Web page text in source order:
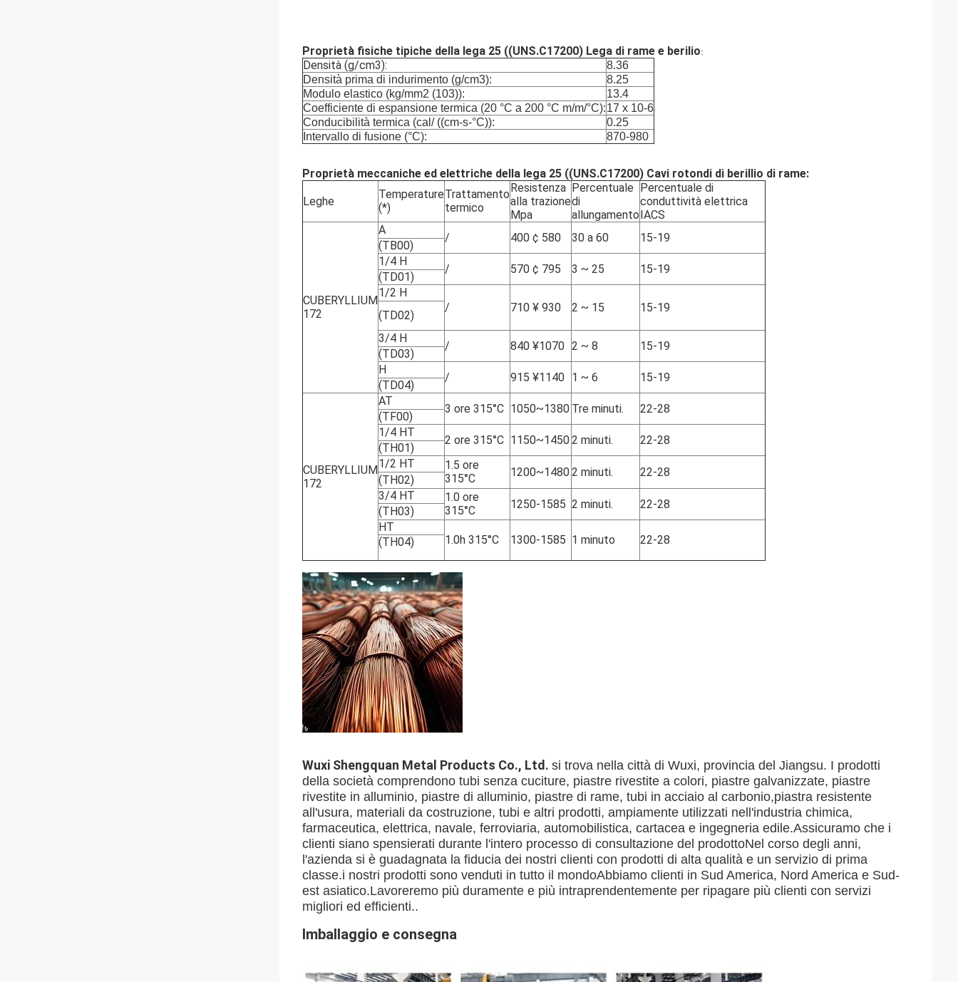
Proprietà fisiche tipiche della lega 25 ((UNS.C17200) Lega di rame e berilio:
Densità (g/cm3):
8.36
Densità prima di indurimento (g/cm3):
8.25
Modulo elastico (kg/mm2 (103)):
13.4
Coefficiente di espansione termica (20 °C a 200 °C m/m/°C):17 x 10-6
Conducibilità termica (cal/ ((cm-s-°C)):
0.25
Intervallo di fusione (°C):
870-980
Proprietà meccaniche ed elettriche della lega 25 ((UNS.C17200) Cavi rotondi di berillio di rame:
Leghe
Temperature
(*)
Trattamento
termico
Resistenza
alla trazione
Mpa
Percentuale
di
allungamento
Percentuale di
conduttività elettrica
IACS
CUBERYLLIUM
172
A
/ 400 ¢ 580 30 a 60 15-19
(TB00)
1/4 H
/ 570 ¢ 795 3 ~ 25 15-19
(TD01)
1/2 H
/
710 ¥ 930 2 ~ 15 15-19
(TD02)
3/4 H
/ 840 ¥1070 2 ~ 8 15-19
(TD03)
H
/ 915 ¥1140 1 ~ 6 15-19
(TD04)
CUBERYLLIUM
172
AT
3 ore 315°C 1050~1380 Tre minuti. 22-28
(TF00)
1/4 HT
2 ore 315°C 1150~14502 minuti. 22-28
(TH01)
1/2 HT
1.5 ore
315°C
1200~14802 minuti. 22-28
(TH02)
3/4 HT
1.0 ore
315°C
1250-1585 2 minuti. 22-28
(TH03)
HT
1.0h 315°C
1300-1585 1 minuto 22-28
(TH04)
Wuxi Shengquan Metal Products Co., Ltd. si trova nella città di Wuxi, provincia del Jiangsu. I prodotti
della società comprendono tubi senza cuciture, piastre rivestite a colori, piastre galvanizzate, piastre
rivestite in alluminio, piastre di alluminio, piastre di rame, tubi in acciaio al carbonio,piastra resistente
all'usura, materiali da costruzione, tubi e altri prodotti, ampiamente utilizzati nell'industria chimica,
farmaceutica, elettrica, navale, ferroviaria, automobilistica, cartacea e ingegneria edile.Assicuramo che i
clienti siano spensierati durante l'intero processo di consultazione del prodottoNel corso degli anni,
l'azienda si è guadagnata la fiducia dei nostri clienti con prodotti di alta qualità e un servizio di prima
classe.i nostri prodotti sono venduti in tutto il mondoAbbiamo clienti in Sud America, Nord America e Sud-
est asiatico.Lavoreremo più duramente e più intraprendentemente per ripagare più clienti con servizi
migliori ed efficienti..
Imballaggio e consegna